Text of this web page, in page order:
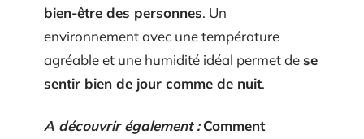
bien-être des personnes. Un
environnement avec une température
agréable et une humidité idéal permet dese
sentir bien de jour comme de nuit.
A découvrir également : Comment